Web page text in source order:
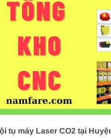
tụ máy Laser CO2 tại